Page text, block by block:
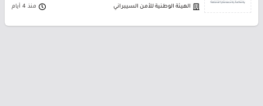
الهيئة الوطنية للأمن السيبراني منذ 4 أيام